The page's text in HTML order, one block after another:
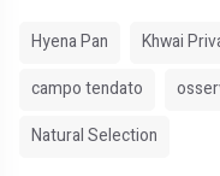
Hyena Pan Khwai
campo tendato
Natural Selection